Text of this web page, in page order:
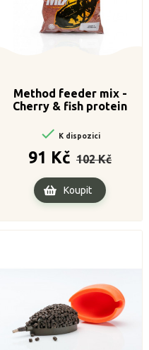
Method feeder mix -
Cherry & fish protein
 K dispozici
91 Kč
cena
102 Kč
Koupit